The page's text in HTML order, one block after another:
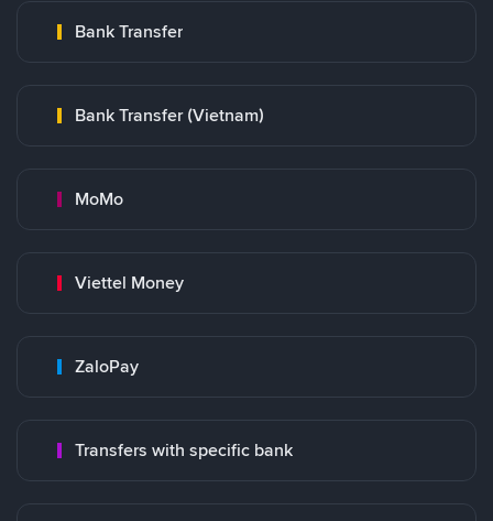
Bank Transfer
Bank Transfer (Vietnam)
MoMo
Viettel Money
ZaloPay
Transfers with specific bank